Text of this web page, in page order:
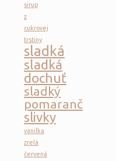
sirup
z
cukrovej
trstiny
sladká
sladká
dochuť
sladký
pomaranč
slivky
vanilka
zrelá
červená